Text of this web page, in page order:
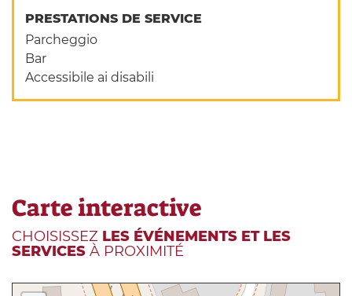
PRESTATIONS DE SERVICE
Parcheggio
Bar
Accessibile ai disabili
Carte interactive
CHOISISSEZ LES ÉVÉNEMENTS ET LES
SERVICES À PROXIMITÉ